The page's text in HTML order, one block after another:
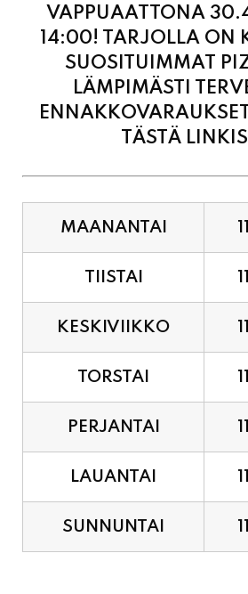
VAPPUAATTONA
14:00! TARJOLLA ON
SUOSITUIMMAT
LÄMPIMÄSTI
TÄSTÄ
MAANANTAI
TIISTAI
KESKIVIIKKO
TORSTAI
PERJANTAI
LAUANTAI
SUNNUNTAI